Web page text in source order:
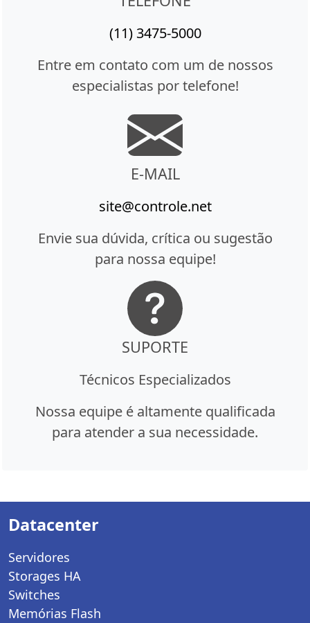
(11) 3475-5000
Entre em contato com um de nossos
especialistas por telefone!
E-MAIL
site@controle.net
Envie sua dúvida, crítica ou sugestão
para nossa equipe!
SUPORTE
Técnicos Especializados
Nossa equipe é altamente qualificada
para atender a sua necessidade.
Datacenter
Servidores
Storages HA
Switches
Memórias Flash